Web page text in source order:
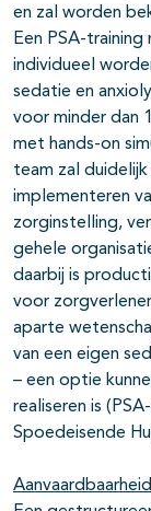
en zal worden
Een PSA-
individueel
sedatie en
voor minder dan
met hands-on
team zal
implementeren
zorginstelling,
gehele
daarbij is
voor
aparte
van een eigen
– een optie
realiseren is
Spoedeisende